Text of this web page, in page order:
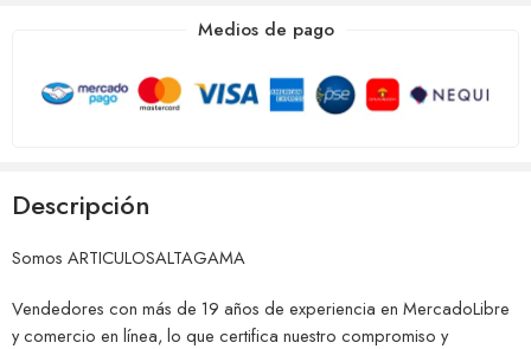
Medios de pago
Descripción
Somos ARTICULOSALTAGAMA
Vendedores con más de 19 años de experiencia en MercadoLibre
y comercio en línea, lo que certifica nuestro compromiso y